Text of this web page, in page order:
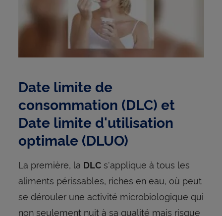
Date limite de
consommation (DLC) et
Date limite d'utilisation
optimale (DLUO)
La première, la DLCs'applique à tous les
aliments périssables, riches en eau, où peut
se dérouler une activité microbiologique qui
non seulement nuit à sa qualité mais risque